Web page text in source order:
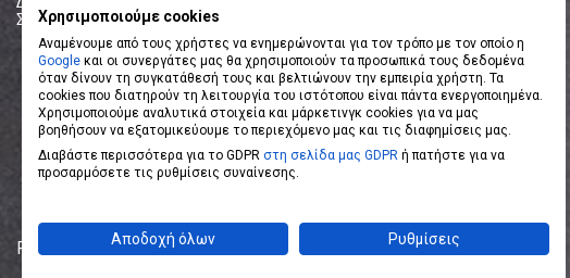
Σάββατο: 08:00 – 14:00
Powered by eShopKeyDesigned by Koolmetrix
Χρησιμοποιούμε cookies
Αναμένουμε από τους χρήστες να ενημερώνονται για τον τρόπο με τον οποίο η
Google και οι συνεργάτες μας θα χρησιμοποιούν τα προσωπικά τους δεδομένα
όταν δίνουν τη συγκατάθεσή τους και βελτιώνουν την εμπειρία χρήστη. Τα
cookies που διατηρούν τη λειτουργία του ιστότοπου είναι πάντα ενεργοποιημένα.
Χρησιμοποιούμε αναλυτικά στοιχεία και μάρκετινγκ cookies για να μας
βοηθήσουν να εξατομικεύουμε το περιεχόμενο μας και τις διαφημίσεις μας.
Διαβάστε περισσότερα για το GDPR στη σελίδα μας GDPR ή πατήστε για να
προσαρμόσετε τις ρυθμίσεις συναίνεσης.
Αποδοχή όλων Ρυθμίσεις